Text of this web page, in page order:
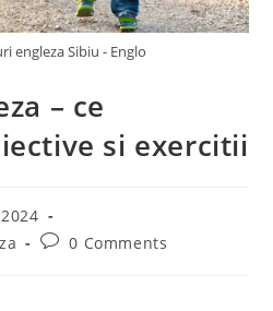
engleza Sibiu - Englo
– ce
si exercitii
0 Comments